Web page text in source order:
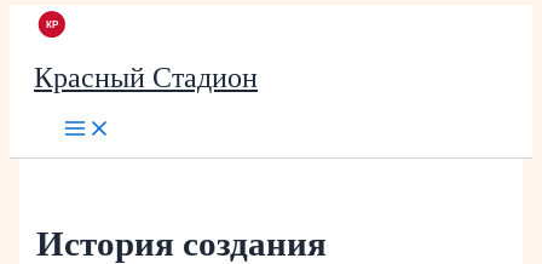
Красный Стадион
История создания